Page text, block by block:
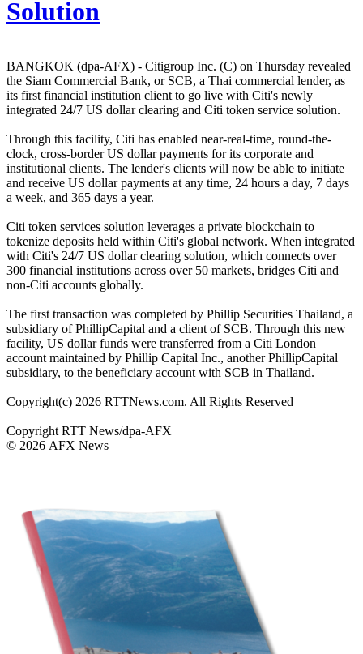
Solution
BANGKOK (dpa-AFX) - Citigroup Inc. (C) on Thursday revealed
the Siam Commercial Bank, or SCB, a Thai commercial lender, as
its first financial institution client to go live with Citi's newly
integrated 24/7 US dollar clearing and Citi token service solution.
Through this facility, Citi has enabled near-real-time, round-the-
clock, cross-border US dollar payments for its corporate and
institutional clients. The lender's clients will now be able to initiate
and receive US dollar payments at any time, 24 hours a day, 7 days
a week, and 365 days a year.
Citi token services solution leverages a private blockchain to
tokenize deposits held within Citi's global network. When integrated
with Citi's 24/7 US dollar clearing solution, which connects over
300 financial institutions across over 50 markets, bridges Citi and
non-Citi accounts globally.
The first transaction was completed by Phillip Securities Thailand, a
subsidiary of PhillipCapital and a client of SCB. Through this new
facility, US dollar funds were transferred from a Citi London
account maintained by Phillip Capital Inc., another PhillipCapital
subsidiary, to the beneficiary account with SCB in Thailand.
Copyright(c) 2026 RTTNews.com. All Rights Reserved
Copyright RTT News/dpa-AFX
© 2026 AFX News